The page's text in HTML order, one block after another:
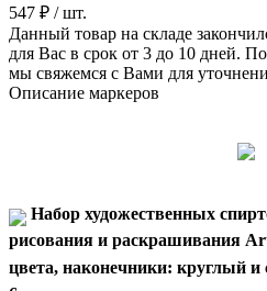
547 ₽ / шт.
Данный товар на складе
для Вас в срок от 3 до 10 дней.
мы свяжемся с Вами для
Описание маркеров
Набор художественных
рисования и раскрашивания
цвета, наконечники: круглый